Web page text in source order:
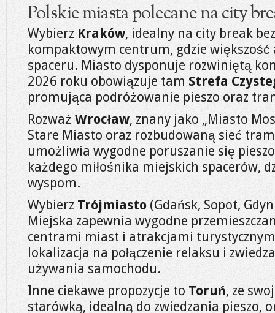
Polskie miasta polecane na city
Wybierz Kraków, idealny na city break
kompaktowym centrum, gdzie
spaceru. Miasto dysponuje rozwiniętą
2026 roku obowiązuje tam Strefa
promująca podróżowanie pieszo oraz
Rozważ Wrocław, znany jako „Miasto
Stare Miasto oraz rozbudowaną sieć
umożliwia wygodne poruszanie się
każdego miłośnika miejskich spacerów,
wyspom.
Wybierz Trójmiasto (Gdańsk, Sopot,
Miejska zapewnia wygodne
centrami miast i atrakcjami
lokalizacja na połączenie relaksu i
używania samochodu.
Inne ciekawe propozycje to Toruń, ze
starówką, idealną do zwiedzania pieszo,